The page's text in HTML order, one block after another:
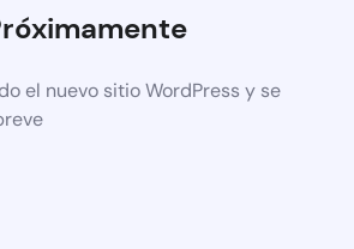
el nuevo sitio WordPress y se